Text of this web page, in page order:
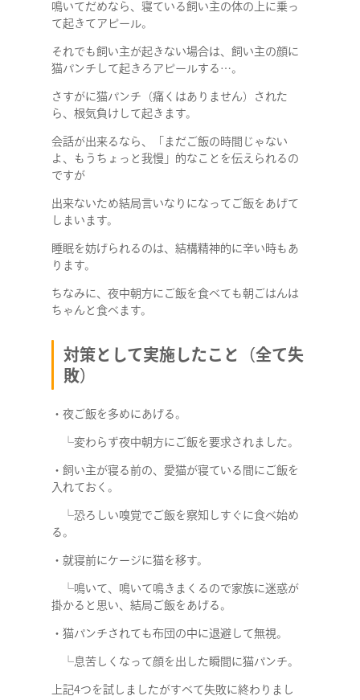
鳴いてだめなら、寝ている飼い主の体の上に乗っ
て起きてアピール。
それでも飼い主が起きない場合は、飼い主の顔に
猫パンチして起きろアピールする…。
さすがに猫パンチ（痛くはありません）された
ら、根気負けして起きます。
会話が出来るなら、「まだご飯の時間じゃない
よ、もうちょっと我慢」的なことを伝えられるの
ですが
出来ないため結局言いなりになってご飯をあげて
しまいます。
睡眠を妨げられるのは、結構精神的に辛い時もあ
ります。
ちなみに、夜中朝方にご飯を食べても朝ごはんは
ちゃんと食べます。
対策として実施したこと（全て失
敗）
・夜ご飯を多めにあげる。
└変わらず夜中朝方にご飯を要求されました。
・飼い主が寝る前の、愛猫が寝ている間にご飯を
入れておく。
└恐ろしい嗅覚でご飯を察知しすぐに食べ始め
る。
・就寝前にケージに猫を移す。
└鳴いて、鳴いて鳴きまくるので家族に迷惑が
掛かると思い、結局ご飯をあげる。
・猫パンチされても布団の中に退避して無視。
└息苦しくなって顔を出した瞬間に猫パンチ。
上記4つを試しましたがすべて失敗に終わりまし